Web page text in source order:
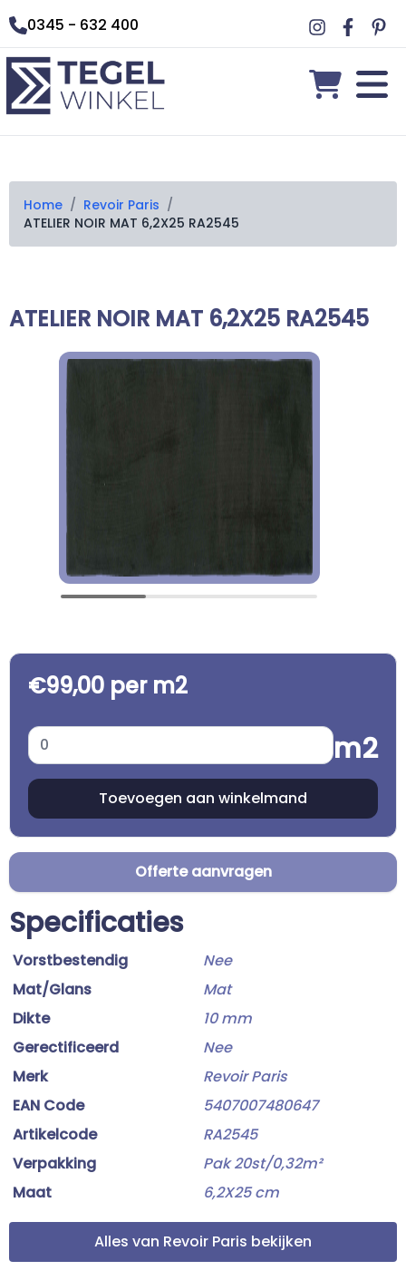
0345 - 632 400
Home / Revoir Paris /
ATELIER NOIR MAT 6,2X25 RA2545
ATELIER NOIR MAT 6,2X25 RA2545
€99,00 per m2
m2
Offerte aanvragen
Specificaties
Vorstbestendig
Nee
Mat/Glans
Mat
Dikte
10 mm
Gerectificeerd
Nee
Merk
Revoir Paris
EAN Code
5407007480647
Artikelcode
RA2545
Verpakking
Pak 20st/0,32m²
Maat
6,2X25 cm
Alles van Revoir Paris bekijken